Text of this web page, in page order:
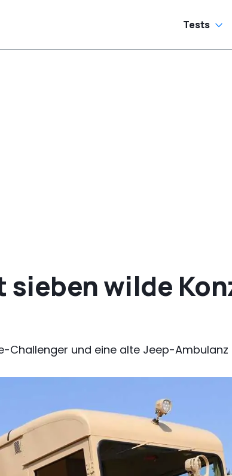
Tests
wilde
Challenger und eine alte Jeep-Ambulanz